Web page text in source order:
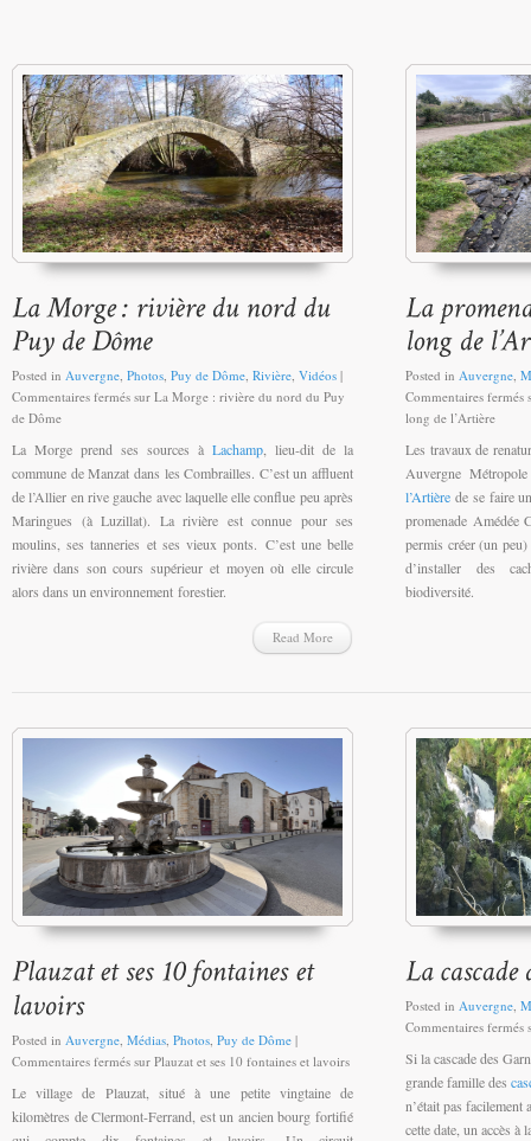
Posted in Auvergne, Photos, Puy de Dôme, Rivière, Vidéos |
Commentaires fermés sur La Morge : rivière du nord du Puy
de Dôme
La Morge prend ses sources à Lachamp, lieu-dit de la
commune de Manzat dans les Combrailles. C’est un affluent
de l’Allier en rive gauche avec laquelle elle conflue peu après
Maringues (à Luzillat). La rivière est connue pour ses
moulins, ses tanneries et ses vieux ponts. C’est une belle
rivière dans son cours supérieur et moyen où elle circule
alors dans un environnement forestier.
Read More
Posted in Auvergne,
Commentaires fermés
long de l’Artière
Les travaux de
Auvergne
l’Artière de se faire
promenade Amédée
permis créer (un
d’installer des
biodiversité.
Posted in Auvergne Médias Photos Puy de Dôme |
Commentaires fermés sur Plauzat et ses 10 fontaines et lavoirs
Le village de Plauzat, situé à une petite vingtaine de
kilomètres de Clermont-Ferrand, est un ancien bourg fortifié
Posted in Auvergne,
Commentaires fermés
Si la cascade des
grande famille des
n’était pas facilement
cette date, un accès à